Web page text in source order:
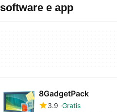
software e app
8GadgetPack
3.9 Gratis